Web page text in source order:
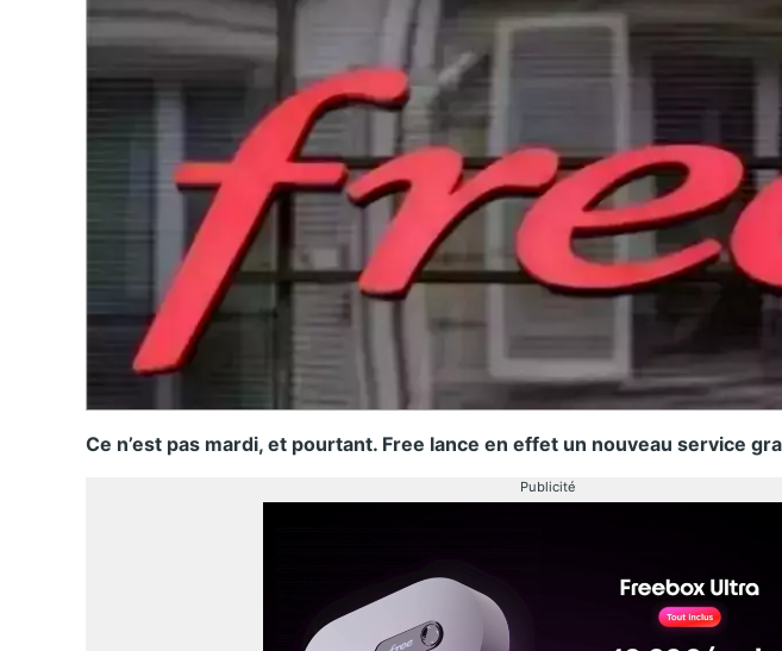
Ce n’est pas mardi, et pourtant. Free lance en effet un nouveau service
Publicité